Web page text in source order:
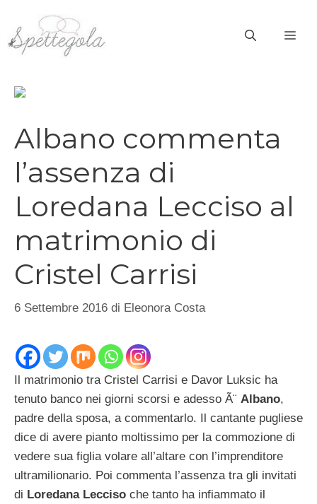
contenuto
Albano commenta
l’assenza di
Loredana Lecciso al
matrimonio di
Cristel Carrisi
6 Settembre 2016 di Eleonora Costa
Il matrimonio tra Cristel Carrisi e Davor Luksic ha
tenuto banco nei giorni scorsi e adesso Ã¨ Albano,
padre della sposa, a commentarlo. Il cantante pugliese
dice di avere pianto moltissimo per la commozione di
vedere sua figlia volare all’altare con l’imprenditore
ultramilionario. Poi commenta l’assenza tra gli invitati
di Loredana Lecciso che tanto ha infiammato il